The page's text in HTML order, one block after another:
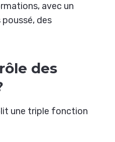
avec un
des
des
une triple fonction